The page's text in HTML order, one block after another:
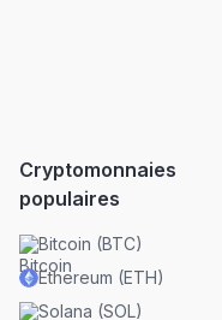
Cryptomonnaies
populaires
Bitcoin (BTC)
Ethereum (ETH)
Solana (SOL)